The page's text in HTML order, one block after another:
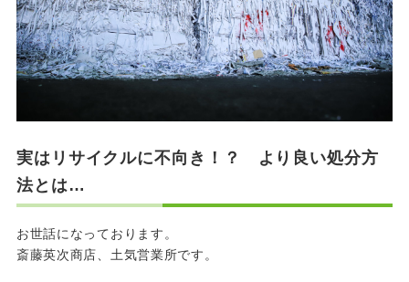
実はリサイクルに不向き！？ より良い処分方
法とは…
お世話になっております。
斎藤英次商店、土気営業所です。